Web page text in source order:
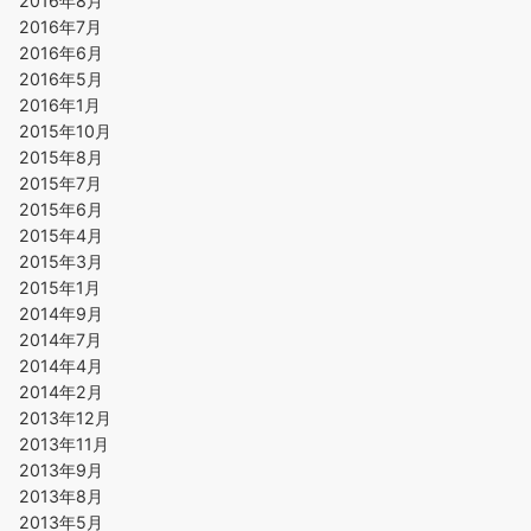
2016年7月
2016年6月
2016年5月
2016年1月
2015年10月
2015年8月
2015年7月
2015年6月
2015年4月
2015年3月
2015年1月
2014年9月
2014年7月
2014年4月
2014年2月
2013年12月
2013年11月
2013年9月
2013年8月
2013年5月